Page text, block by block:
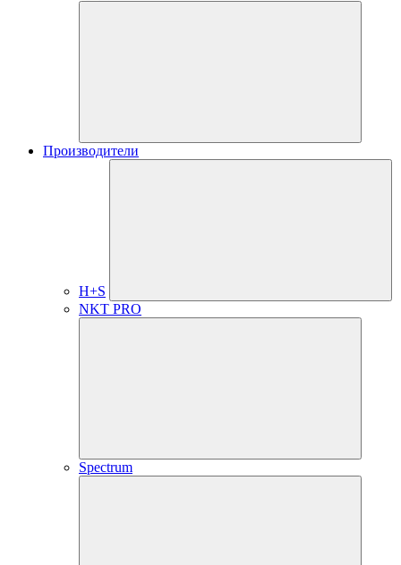
Производители
H+S
NKT PRO
Spectrum